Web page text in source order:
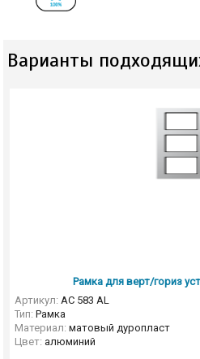
Варианты
Рамка для верт/гориз
Артикул: AC 583 AL
Тип: Рамка
Материал: матовый дуропласт
Цвет: алюминий